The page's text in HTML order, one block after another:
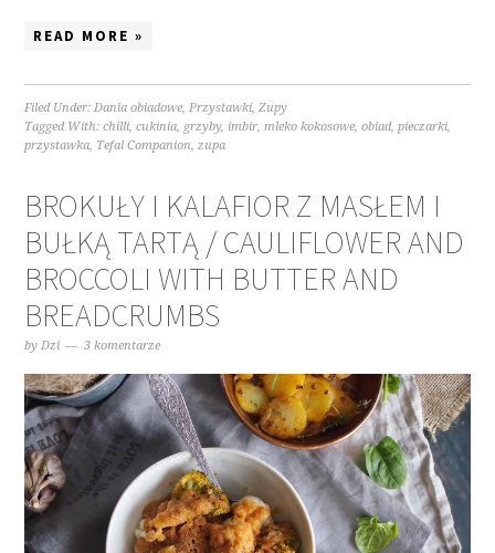
READ MORE »
Filed Under:Dania obiadowe,Przystawki,Zupy
Tagged With:chilli,cukinia, grzyby, imbir,mleko kokosowe,obiad,pieczarki,
przystawka, Tefal Companion,zupa
BROKUŁY I KALAFIOR Z MASŁEM I
BUŁKĄ TARTĄ / CAULIFLOWER AND
BROCCOLI WITH BUTTER AND
BREADCRUMBS
byDzi 3 komentarze